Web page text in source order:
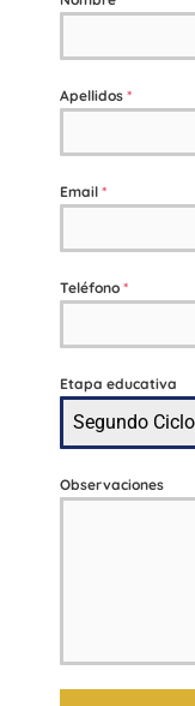
Apellidos *
Email *
Teléfono *
Etapa educativa
Segundo
Observaciones